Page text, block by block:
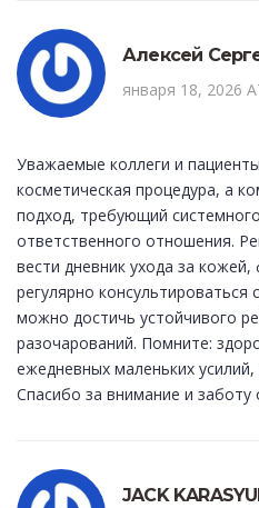
Алексей
января 18, 2026
Уважаемые коллеги и
косметическая процедура, а
подход, требующий
ответственного отношения.
вести дневник ухода за
регулярно
можно достичь устойчивого
разочарований. Помните:
ежедневных маленьких
Спасибо за внимание и заботу
JACK